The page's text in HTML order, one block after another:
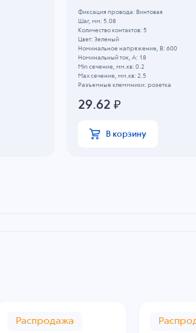
Фиксация провода: Винтовая
Шаг, мм: 5.08
Количество контактов: 5
Цвет: Зеленый
Номинальное напряжение, B: 600
Номинальный ток, А: 18
Min сечение, мм.кв: 0.2
Max сечение, мм.кв: 2.5
Разъемные клеммники: розетка
29.62 ₽
В корзину
Распродажа